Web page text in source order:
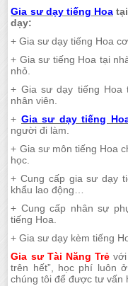
Gia sư dạy tiếng Hoatại
dạy:
+ Gia sư dạy tiếng Hoa
+ Gia sư tiếng Hoa tại
nhỏ.
+ Gia sư dạy tiếng Hoa
nhân viên.
+ Gia sư dạy tiếng
người đi làm.
+ Gia sư môn tiếng Hoa
học.
+ Cung cấp gia sư dạy
khẩu lao động…
+ Cung cấp nhân sự
tiếng Hoa.
+ Gia sư dạy kèm tiếng
Gia sư Tài Năng Trẻvới
trên hết”, học phí luôn
chúng tôi để được tư vấn